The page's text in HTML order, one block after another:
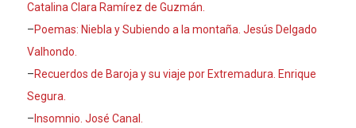
Catalina Clara Ramírez de Guzmán.
–Poemas: Niebla y Subiendo a la montaña. Jesús Delgado
Valhondo.
–Recuerdos de Baroja y su viaje por Extremadura. Enrique
Segura.
– Insomnio. José Canal.